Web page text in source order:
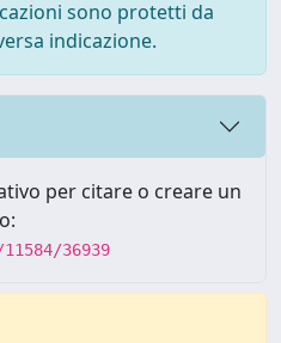
sono protetti da
indicazione.
per citare o creare un
36939